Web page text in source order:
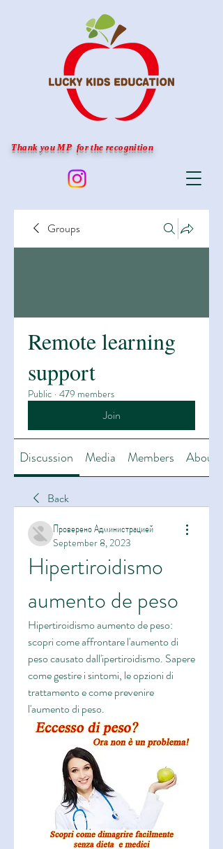
Thank you MP for the recognition
Groups
Remote learning
support
Public · 479 members
Join
Discussion Media Members About
Back
Проверено Администрацией
September 8, 2023
Hipertiroidismo
aumento de peso
Hipertiroidismo aumento de peso:
scopri come affrontare l'aumento di
peso causato dall'ipertiroidismo. Sapere
come gestire i sintomi, le opzioni di
trattamento e come prevenire
l'aumento di peso.